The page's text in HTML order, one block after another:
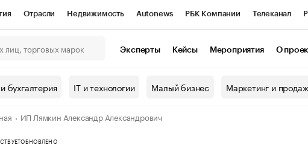
Отрасли Недвижимость Autonews РБК Компании Телеканал
Проверка контрагентов
валюты
Эксперты Кейсы Мероприятия О
бухгалтерия IT и технологии Малый бизнес Маркетинг и
ИП Лямкин Александр Александрович
ОБНОВЛЕНО